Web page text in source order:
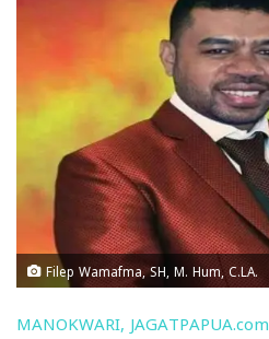
Filep Wamafma, SH, M. Hum, C.LA.
MANOKWARI, JAGATPAPUA.com